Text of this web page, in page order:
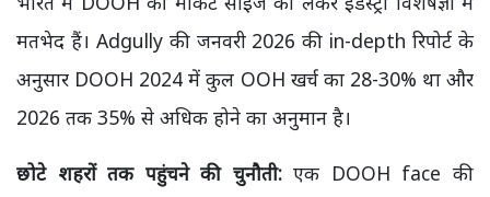
मतभेद हैं। Adgully की जनवरी 2026 की in-depth रिपोर्ट के
अनुसार DOOH 2024 में कुल OOH खर्च का 28-30% था और
2026 तक 35% से अधिक होने का अनुमान है।
छोटे शहरों तक पहुंचने की चुनौती:एक DOOH face की